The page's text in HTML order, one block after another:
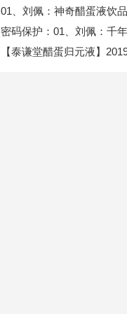
01、刘佩：神奇醋蛋液饮
密码保护：01、刘佩：千
【泰谦堂醋蛋归元液】